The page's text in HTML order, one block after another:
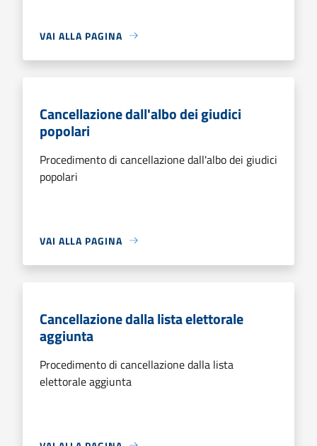
VAI ALLA PAGINA
Cancellazione dall'albo dei giudici
popolari
Procedimento di cancellazione dall'albo dei giudici
popolari
VAI ALLA PAGINA
Cancellazione dalla lista elettorale
aggiunta
Procedimento di cancellazione dalla lista
elettorale aggiunta